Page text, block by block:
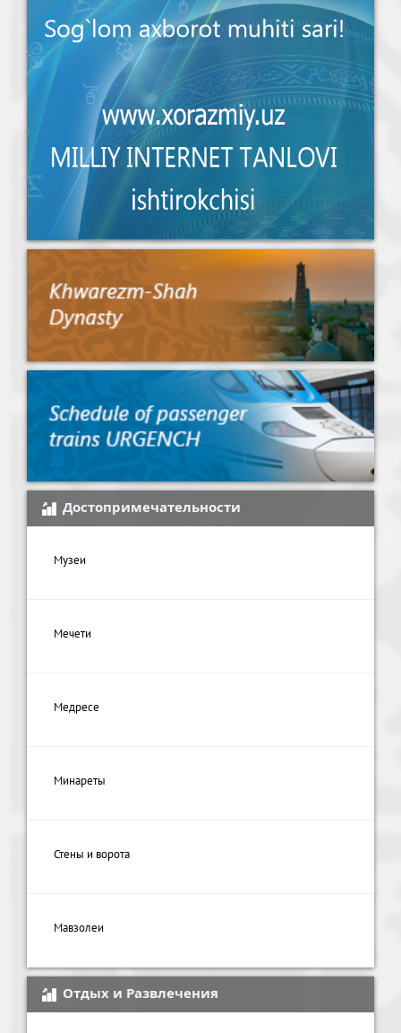
Достопримечательности
Музеи
Мечети
Медресе
Минареты
Стены и ворота
Мавзолеи
Отдых и Развлечения